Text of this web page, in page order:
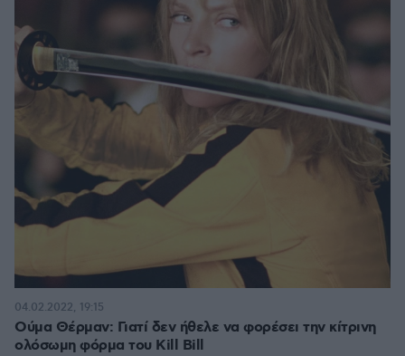
Ούμα Θέρμαν: Γιατί δεν ήθελε να φορέσει την κίτρινη
ολόσωμη φόρμα του Kill Bill
04.02.2022, 19:15